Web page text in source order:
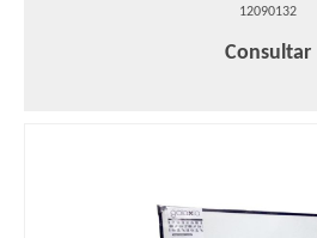
12090132
Consultar